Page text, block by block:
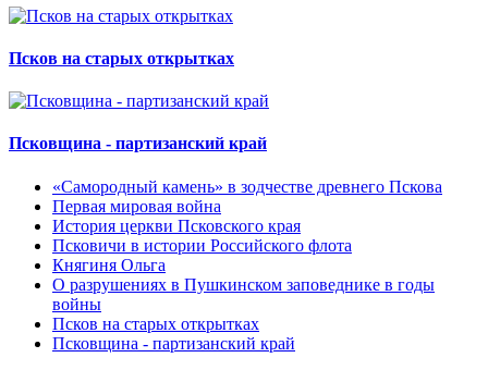
Псков на старых открытках
Псковщина - партизанский край
«Самородный камень» в зодчестве древнего Пскова
Первая мировая война
История церкви Псковского края
Псковичи в истории Российского флота
Княгиня Ольга
О разрушениях в Пушкинском заповеднике в годы
войны
Псков на старых открытках
Псковщина - партизанский край